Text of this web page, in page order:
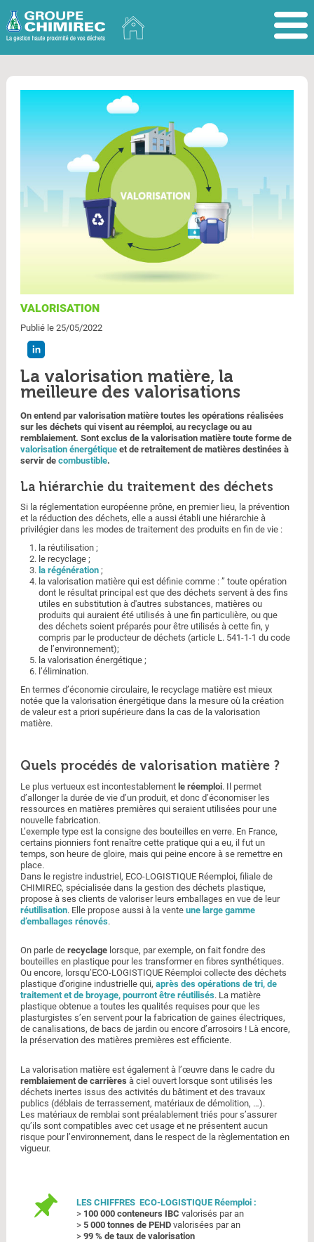
VALORISATION
Publié le 25/05/2022
La valorisation matière, la
meilleure des valorisations
On entend par valorisation matière toutes les opérations réalisées
sur les déchets qui visent au réemploi, au recyclage ou au
remblaiement. Sont exclus de la valorisation matière toute forme de
valorisation énergétiqueet de retraitement de matières destinées à
servir de combustible.
La hiérarchie du traitement des déchets
Si la réglementation européenne prône, en premier lieu, la prévention
et la réduction des déchets, elle a aussi établi une hiérarchie à
privilégier dans les modes de traitement des produits en fin de vie :
la réutilisation ;
le recyclage ;
la régénération;
la valorisation matière qui est définie comme : ” toute opération
dont le résultat principal est que des déchets servent à des fins
utiles en substitution à d'autres substances, matières ou
produits qui auraient été utilisés à une fin particulière, ou que
des déchets soient préparés pour être utilisés à cette fin, y
compris par le producteur de déchets (article L. 541-1-1 du code
de l’environnement);
la valorisation énergétique ;
l’élimination.
En termes d’économie circulaire, le recyclage matière est mieux
notée que la valorisation énergétique dans la mesure où la création
de valeur est a priori supérieure dans la cas de la valorisation
matière.
Quels procédés de valorisation matière ?
Le plus vertueux est incontestablement le réemploi. Il permet
d’allonger la durée de vie d’un produit, et donc d’économiser les
ressources en matières premières qui seraient utilisées pour une
nouvelle fabrication.
L’exemple type est la consigne des bouteilles en verre. En France,
certains pionniers font renaître cette pratique qui a eu, il fut un
temps, son heure de gloire, mais qui peine encore à se remettre en
place.
Dans le registre industriel, ECO-LOGISTIQUE Réemploi, filiale de
CHIMIREC, spécialisée dans la gestion des déchets plastique,
propose à ses clients de valoriser leurs emballages en vue de leur
réutilisation. Elle propose aussi à la vente une large gamme
d’emballages rénovés.
On parle de recyclagelorsque, par exemple, on fait fondre des
bouteilles en plastique pour les transformer en fibres synthétiques.
Ou encore, lorsqu’ECO-LOGISTIQUE Réemploi collecte des déchets
plastique d’origine industrielle qui, après des opérations de tri, de
traitement et de broyage, pourront être réutilisés. La matière
plastique obtenue a toutes les qualités requises pour que les
plasturgistes s’en servent pour la fabrication de gaines électriques,
de canalisations, de bacs de jardin ou encore d’arrosoirs ! Là encore,
la préservation des matières premières est efficiente.
La valorisation matière est également à l’œuvre dans le cadre du
remblaiement de carrières à ciel ouvert lorsque sont utilisés les
déchets inertes issus des activités du bâtiment et des travaux
publics (déblais de terrassement, matériaux de démolition, …).
Les matériaux de remblai sont préalablement triés pour s’assurer
qu’ils sont compatibles avec cet usage et ne présentent aucun
risque pour l’environnement, dans le respect de la règlementation en
vigueur.
LES CHIFFRES ECO-LOGISTIQUE Réemploi :
> 100 000 conteneurs IBC valorisés par an
> 5 000 tonnes de PEHDvalorisées par an
> 99 % de taux de valorisation